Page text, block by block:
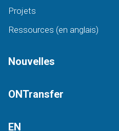
Projets
Ressources (en anglais)
Nouvelles
ONTransfer
EN